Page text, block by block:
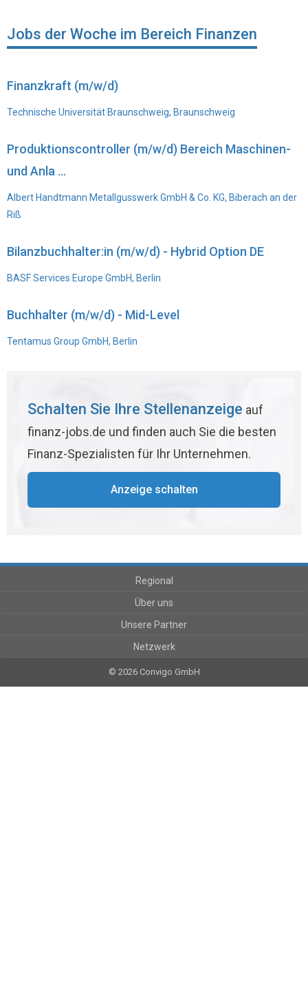
Jobs der Woche im Bereich Finanzen
Finanzkraft (m/w/d)
Technische Universität Braunschweig, Braunschweig
Produktionscontroller (m/w/d) Bereich Maschinen-
und Anla ...
Albert Handtmann Metallgusswerk GmbH & Co. KG, Biberach an der
Riß
Bilanzbuchhalter:in (m/w/d) - Hybrid Option DE
BASF Services Europe GmbH, Berlin
Buchhalter (m/w/d) - Mid-Level
Tentamus Group GmbH, Berlin
Schalten Sie Ihre Stellenanzeige auf
finanz-jobs.de und finden auch Sie die besten
Finanz-Spezialisten für Ihr Unternehmen.
Anzeige schalten
Regional
Über uns
Unsere Partner
Netzwerk
© 2026 Convigo GmbH